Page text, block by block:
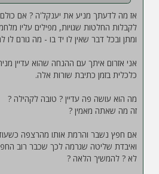
אז מה לדעתך מניע את יענקל'ה ? אם כולם
לקבלות החלטות שגויות, מפילים עליו
ומתן ובכל דבר שאין לו יד בו - מה גורם לו
אני אזרום איתך עם ההנחה שהוא עדיין
כלכלית בזמן כתיבת שורות אלה.
מה הוא עושה פה עדיין ? טובה לקהילה ?
זה מה שאתה מאמין ?
אם חפץ נשבר והרמת אותו מהרצפה כשעוד
ואיבדת שליטה שגרמה לכך שכבר רוב
לא ? להמשיך הלאה ?